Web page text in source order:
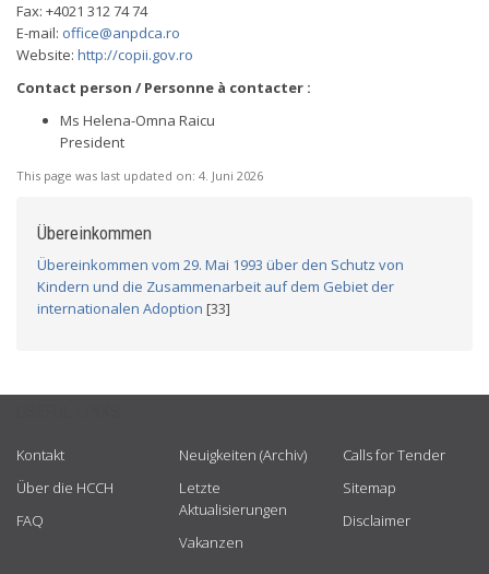
Fax: +4021 312 74 74
E-mail: office@anpdca.ro
Website: http://copii.gov.ro
Contact person / Personne à contacter :
Ms Helena-Omna Raicu
President
This page was last updated on: 4. Juni 2026
Übereinkommen
Übereinkommen vom 29. Mai 1993 über den Schutz von
Kindern und die Zusammenarbeit auf dem Gebiet der
internationalen Adoption [33]
Kontakt
Über die HCCH
FAQ
Neuigkeiten (Archiv)
Letzte
Aktualisierungen
Vakanzen
Calls for Tender
Sitemap
Disclaimer